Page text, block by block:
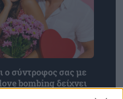
ο σύντροφος σας με
bombing δείχνει